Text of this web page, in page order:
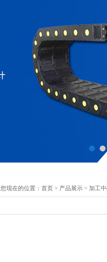
您现在的位置： 首页 > 产品展示 > 加工